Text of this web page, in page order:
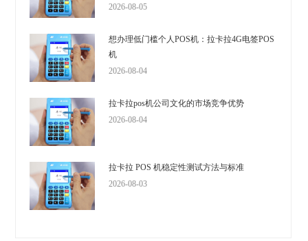
2026-08-05
想办理低门槛个人POS机：拉卡拉4G电签POS
机
2026-08-04
拉卡拉pos机公司文化的市场竞争优势
2026-08-04
拉卡拉 POS 机稳定性测试方法与标准
2026-08-03